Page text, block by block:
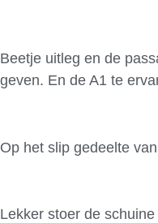
Beetje uitleg en de
geven. En de A1 te
Op het slip gedeelte
Lekker stoer de